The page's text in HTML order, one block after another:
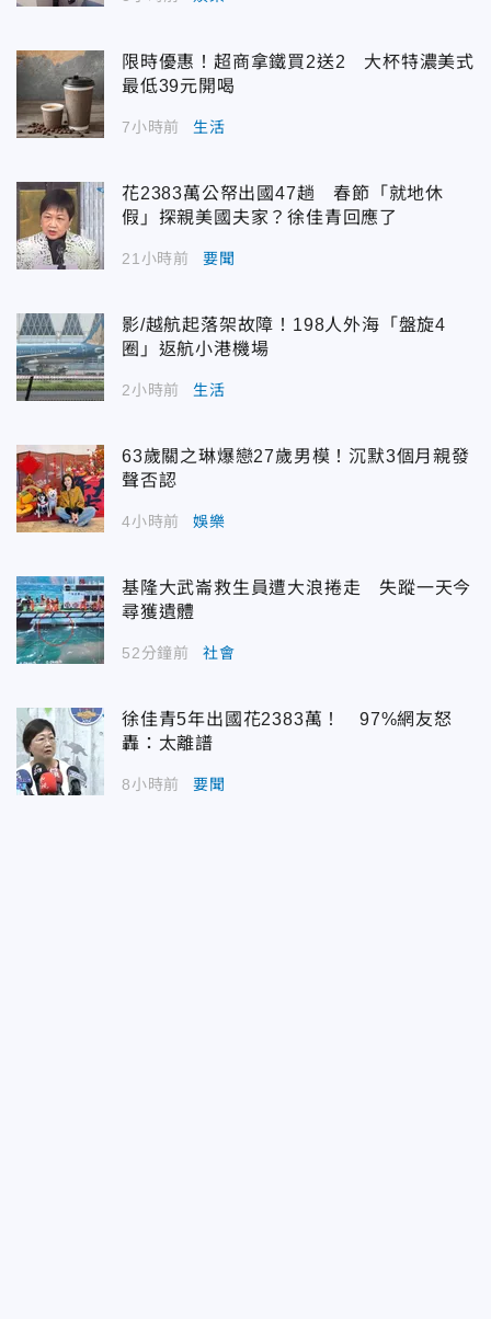
限時優惠！超商拿鐵買2送2 大杯特濃美式
最低39元開喝
7小時前 生活
花2383萬公帑出國47趟 春節「就地休
假」探親美國夫家？徐佳青回應了
21小時前 要聞
影/越航起落架故障！198人外海「盤旋4
圈」返航小港機場
2小時前 生活
63歲關之琳爆戀27歲男模！沉默3個月親發
聲否認
4小時前 娛樂
基隆大武崙救生員遭大浪捲走 失蹤一天今
尋獲遺體
52分鐘前 社會
徐佳青5年出國花2383萬！ 97%網友怒
轟：太離譜
8小時前 要聞